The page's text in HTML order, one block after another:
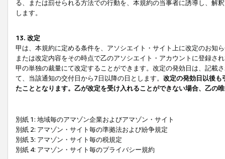
る、または罰せられる方法での行動を、本規約の当事者に誘導し、解
します。
13. 改定
甲は、本規約に定める条件を、アソシエイト・サイト上に改定のお知
または改定内容をその時点で乙のアソシエイト・アカウントに登録さ
甲の単独の裁量にて改定することができます。改定の発効日は、記載
て、当該通知の交付日から7日以降の日とします。 改定の発効日以後も
たこととなります。乙が改定を受け入れることができない場合、乙の
別紙 1: 地域毎のアマゾン企業およびアマゾン・サイト
別紙 2: アマゾン・サイト毎の準拠法および紛争規定
別紙 3: アマゾン・サイト毎の税規定
別紙 4: アマゾン・サイト毎のプライバシー規約